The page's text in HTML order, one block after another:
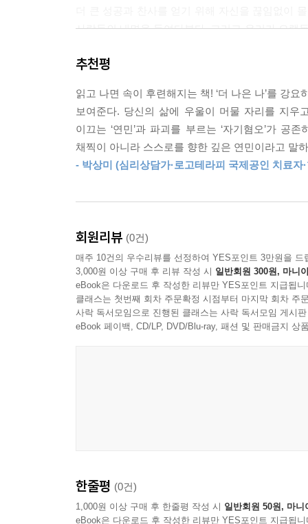
--- p.266
우리가 할 수 있는 가장 용기 있고 건설적인 일은
한 우리 자신과 타인과 더 잘 살아가도록 돕는 행
결코 쉬운 일이 아니다. 우리는 그 과정에서 분명
우리는 시도할 수 있다.
오의 근원이 되어서는 안 된다. 젊음의 통찰력과
엄해진다.
--- p.322
우리는 일관되지 않은 감정과 기분이 뒤섞인 사
--- p.360
사람들의 내면을 들여다본다. 그리고 우리가 오랫
삶을 바꾸는 힘은 완벽함이 아니라 연민에 있다
우리는 이상할 만큼 기쁨을 미루며 살아간다. 일
그래서 오늘의 기쁨이나 스스로를 향한 다정함
집중한다. 행복은 늘 미래의 어느 순간에 있다
증명하려 하기보다 지금의 자신을 이해하려는
기쁨마저 잊고 살아가게 되었다고 말한다. 그래
따라오는 보상이 아니다. 따뜻한 커피 한 잔, 맛
존재한다. 하지만 우리는 끊임없이 자신을 검열
속에서 멀어졌던 삶의 기쁨을 다시 돌아보게 만든
추천평
읽고 나면 속이 후련해지는 책! ‘더 나은 나’를 강
보여준다. 당신의 삶에 우울이 머물 자리를 지
이끄는 ‘연민’과 파괴를 부르는 ‘자기혐오’가
채찍이 아니라 스스로를 향한 깊은 연민이라고 말
- 박상미 (심리상담가·로고테라피 국제공인 치료자
회원리뷰 (0건)
매주 10건의 우수리뷰를 선정하여 YES포인트 3만원을 드
3,000원 이상 구매 후 리뷰 작성 시 일반회원 300원, 마니
eBook은 다운로드 후 작성한 리뷰만 YES포인트 지급됩니
클래스는 첫번째 회차 주문확정 시점부터 마지막 회차 주
사락 독서모임으로 진행된 클래스는 사락 독서모임 게시
eBook 페이백, CD/LP, DVD/Blu-ray, 패션 및 판매금지 상
한줄평 (0건)
1,000원 이상 구매 후 한줄평 작성 시 일반회원 50원, 마니
eBook은 다운로드 후 작성한 리뷰만 YES포인트 지급됩니